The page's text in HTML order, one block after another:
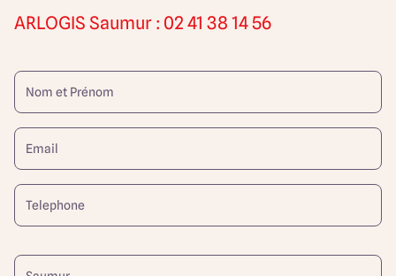
ARLOGIS Saumur : 02 41 38 14 56